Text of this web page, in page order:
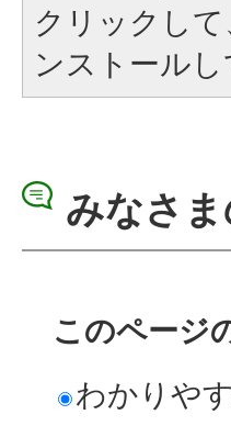
クリックし
ンストールし
みなさ
このページ
わかりや